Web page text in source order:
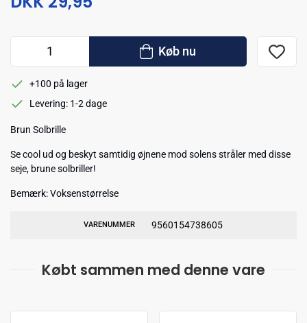
Køb nu
+100 på lager
Levering: 1-2 dage
Brun Solbrille
Se cool ud og beskyt samtidig øjnene mod solens stråler med disse
seje, brune solbriller!
Bemærk: Voksenstørrelse
VARENUMMER 9560154738605
Købt sammen med denne vare